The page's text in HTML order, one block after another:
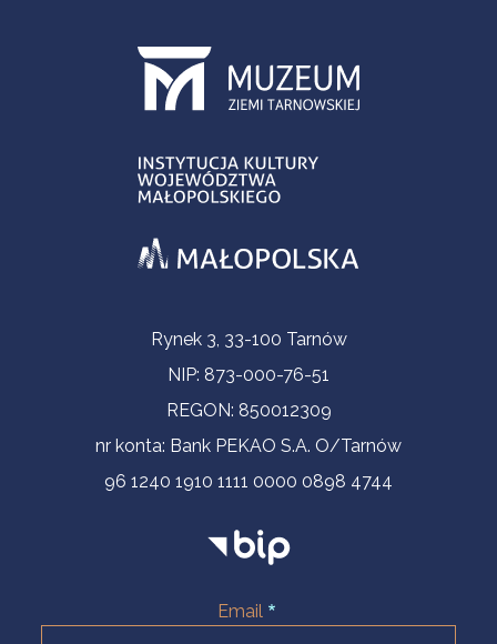
Informacje kontaktoweRynek 3, 33-100 Tarnów
NIP: 873-000-76-51
REGON: 850012309
nr konta: Bank PEKAO S.A. O/Tarnów
96 1240 1910 1111 0000 0898 4744
Email